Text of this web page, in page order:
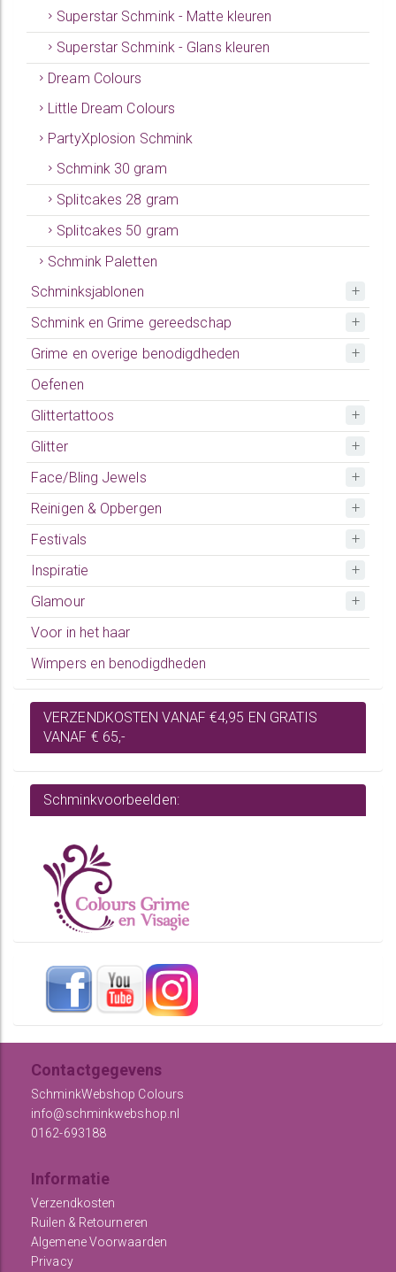
Superstar Schmink - Matte kleuren
Superstar Schmink - Glans kleuren
Dream Colours
Little Dream Colours
PartyXplosion Schmink
Schmink 30 gram
Splitcakes 28 gram
Splitcakes 50 gram
Schmink Paletten
Schminksjablonen
Schmink en Grime gereedschap
Grime en overige benodigdheden
Oefenen
Glittertattoos
Glitter
Face/Bling Jewels
Reinigen & Opbergen
Festivals
Inspiratie
Glamour
Voor in het haar
Wimpers en benodigdheden
VERZENDKOSTEN VANAF €4,95 EN GRATIS
VANAF € 65,-
Schminkvoorbeelden:
Contactgegevens
SchminkWebshop Colours
info@schminkwebshop.nl
0162-693188
Informatie
Verzendkosten
Ruilen & Retourneren
Algemene Voorwaarden
Privacy